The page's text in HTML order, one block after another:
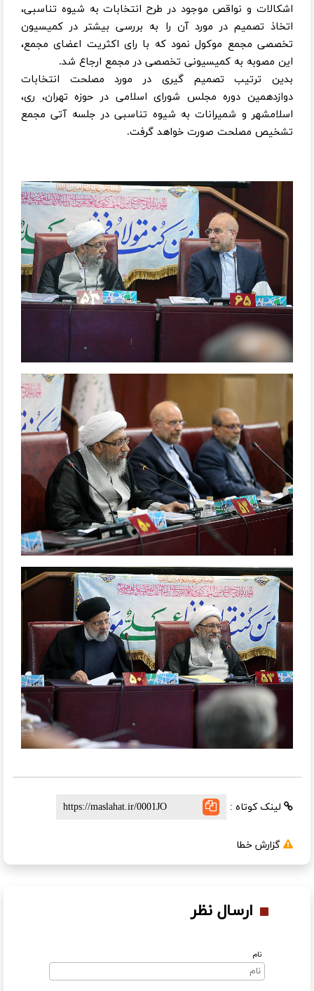
اشکالات و نواقص موجود در طرح انتخابات به شیوه تناسبی،
اتخاذ تصمیم در مورد آن را به بررسی بیشتر در کمیسیون
تخصصی مجمع موکول نمود که با رای اکثریت اعضای مجمع،
این مصوبه به کمیسیونی تخصصی در مجمع ارجاع شد.
بدین ترتیب تصمیم گیری در مورد مصلحت انتخابات
دوازدهمین دوره مجلس شورای اسلامی در حوزه تهران، ری،
اسلامشهر و شمیرانات به شیوه تناسبی در جلسه آتی مجمع
تشخیص مصلحت صورت خواهد گرفت.
لینک کوتاه :
گزارش خطا
ارسال نظر
نام